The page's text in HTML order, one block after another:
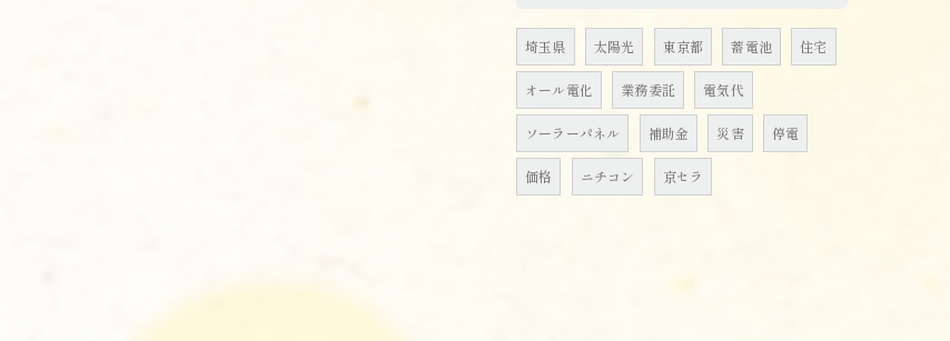
埼玉県 太陽光 東京都 蓄電池 住宅
オール電化 業務委託 電気代
ソーラーパネル 補助金 災害 停電
価格 ニチコン 京セラ